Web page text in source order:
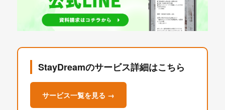
StayDreamのサービス詳細はこちら
サービス一覧を見る →